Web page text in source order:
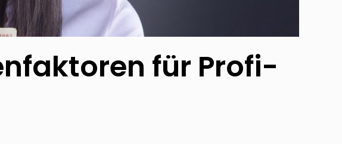
für Profi-